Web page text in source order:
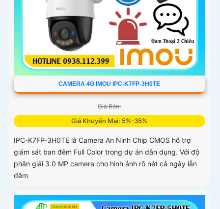
CAMERA 4G IMOU IPC-K7FP-3H0TE
Giá Bán:
Giá Khuyến Mại: 5%-35%
IPC-K7FP-3H0TE là Camera An Ninh Chip CMOS hỗ trợ
giám sát ban đêm Full Color trong dự án dân dụng. Với độ
phân giải 3.0 MP camera cho hình ảnh rõ nét cả ngày lẫn
đêm